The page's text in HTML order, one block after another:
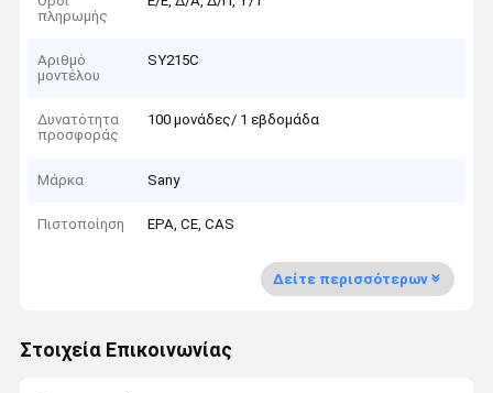
πληρωμής
Αριθμό
μοντέλου
SY215C
Δυνατότητα
προσφοράς
100 μονάδες/ 1 εβδομάδα
Μάρκα Sany
Πιστοποίηση EPA, CE, CAS
Δείτε περισσότερων
Στοιχεία Επικοινωνίας